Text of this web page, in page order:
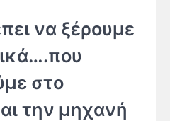
να ξέρουμε
στο
την μηχανή